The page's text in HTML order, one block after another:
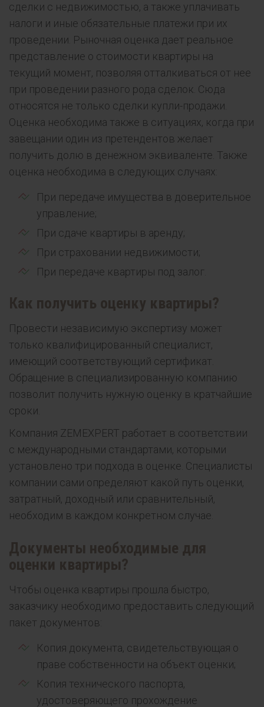
сделки с недвижимостью, а также уплачивать
налоги и иные обязательные платежи при их
проведении. Рыночная оценка дает реальное
представление о стоимости квартиры на
текущий момент, позволяя отталкиваться от нее
при проведении разного рода сделок. Сюда
относятся не только сделки купли-продажи.
Оценка необходима также в ситуациях, когда при
завещании один из претендентов желает
получить долю в денежном эквиваленте. Также
оценка необходима в следующих случаях:
При передаче имущества в доверительное
управление;
При сдаче квартиры в аренду;
При страховании недвижимости;
При передаче квартиры под залог.
Как получить оценку квартиры?
Провести независимую экспертизу может
только квалифицированный специалист,
имеющий соответствующий сертификат.
Обращение в специализированную компанию
позволит получить нужную оценку в кратчайшие
сроки.
Компания ZEMEXPERT работает в соответствии
с международными стандартами, которыми
установлено три подхода в оценке. Специалисты
компании сами определяют какой путь оценки,
затратный, доходный или сравнительный,
необходим в каждом конкретном случае.
Документы необходимые для
оценки квартиры?
Чтобы оценка квартиры прошла быстро,
заказчику необходимо предоставить следующий
пакет документов:
Копия документа, свидетельствующая о
праве собственности на объект оценки;
Копия технического паспорта,
удостоверяющего прохождение